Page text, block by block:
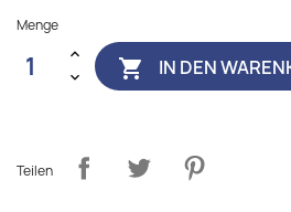
Menge
 IN DEN
Teilen